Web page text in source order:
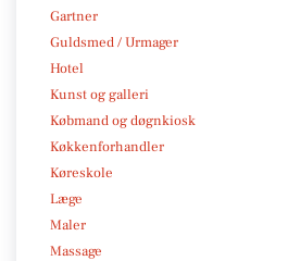
Gartner
Guldsmed / Urmager
Hotel
Kunst og galleri
Købmand og døgnkiosk
Køkkenforhandler
Køreskole
Læge
Maler
Massage